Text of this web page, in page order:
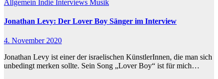
Allgemein Indie Interviews Musik
Jonathan Levy: Der Lover Boy Sänger im Interview
4. November 2020
Jonathan Levy ist einer der israelischen KünstlerInnen, die man sich
unbedingt merken sollte. Sein Song „Lover Boy“ ist für mich…